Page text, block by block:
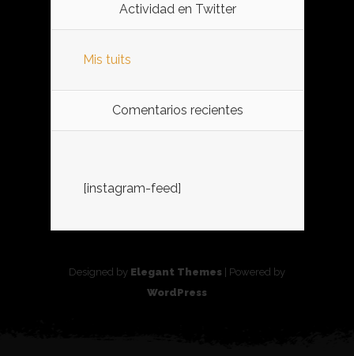
Actividad en Twitter
Mis tuits
Comentarios recientes
[instagram-feed]
Designed by Elegant Themes | Powered by
WordPress